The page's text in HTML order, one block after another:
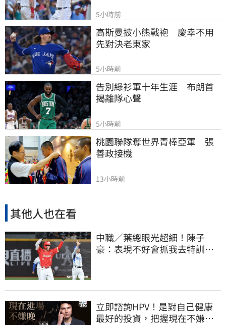
5小時前
高斯曼披小熊戰袍　慶幸不用
先對決老東家
5小時前
告別綠衫軍十年生涯　布朗首
揭離隊心聲
5小時前
桃園聯隊奪世界青棒亞軍　張
善政接機
13小時前
其他人也在看
中職／葉總眼光超細！陳子
豪：表現不好會抓我去特訓
立即諮詢HPV！是對自己健康
最好的投資，把握現在不嫌